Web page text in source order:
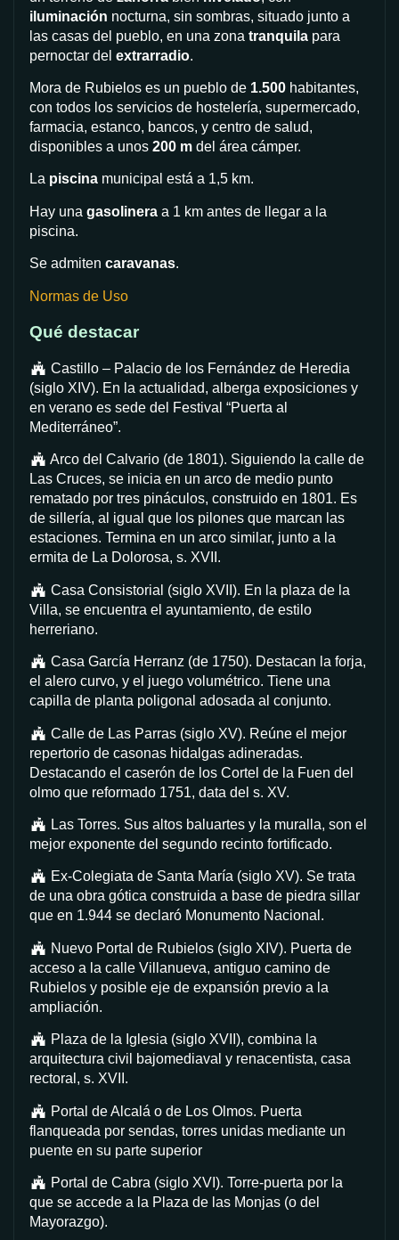
iluminación nocturna, sin sombras, situado junto a
las casas del pueblo, en una zona tranquila para
pernoctar del extrarradio.
Mora de Rubielos es un pueblo de 1.500 habitantes,
con todos los servicios de hostelería, supermercado,
farmacia, estanco, bancos, y centro de salud,
disponibles a unos 200 m del área cámper.
La piscina municipal está a 1,5 km.
Hay una gasolinera a 1 km antes de llegar a la
piscina.
Se admiten caravanas.
Normas de Uso
Qué destacar
Castillo – Palacio de los Fernández de Heredia
(siglo XIV). En la actualidad, alberga exposiciones y
en verano es sede del Festival “Puerta al
Mediterráneo”.
Arco del Calvario (de 1801). Siguiendo la calle de
Las Cruces, se inicia en un arco de medio punto
rematado por tres pináculos, construido en 1801. Es
de sillería, al igual que los pilones que marcan las
estaciones. Termina en un arco similar, junto a la
ermita de La Dolorosa, s. XVII.
Casa Consistorial (siglo XVII). En la plaza de la
Villa, se encuentra el ayuntamiento, de estilo
herreriano.
Casa García Herranz (de 1750). Destacan la forja,
el alero curvo, y el juego volumétrico. Tiene una
capilla de planta poligonal adosada al conjunto.
Calle de Las Parras (siglo XV). Reúne el mejor
repertorio de casonas hidalgas adineradas.
Destacando el caserón de los Cortel de la Fuen del
olmo que reformado 1751, data del s. XV.
Las Torres. Sus altos baluartes y la muralla, son el
mejor exponente del segundo recinto fortificado.
Ex-Colegiata de Santa María (siglo XV). Se trata
de una obra gótica construida a base de piedra sillar
que en 1.944 se declaró Monumento Nacional.
Nuevo Portal de Rubielos (siglo XIV). Puerta de
acceso a la calle Villanueva, antiguo camino de
Rubielos y posible eje de expansión previo a la
ampliación.
Plaza de la Iglesia (siglo XVII), combina la
arquitectura civil bajomediaval y renacentista, casa
rectoral, s. XVII.
Portal de Alcalá o de Los Olmos. Puerta
flanqueada por sendas, torres unidas mediante un
puente en su parte superior
Portal de Cabra (siglo XVI). Torre-puerta por la
que se accede a la Plaza de las Monjas (o del
Mayorazgo).